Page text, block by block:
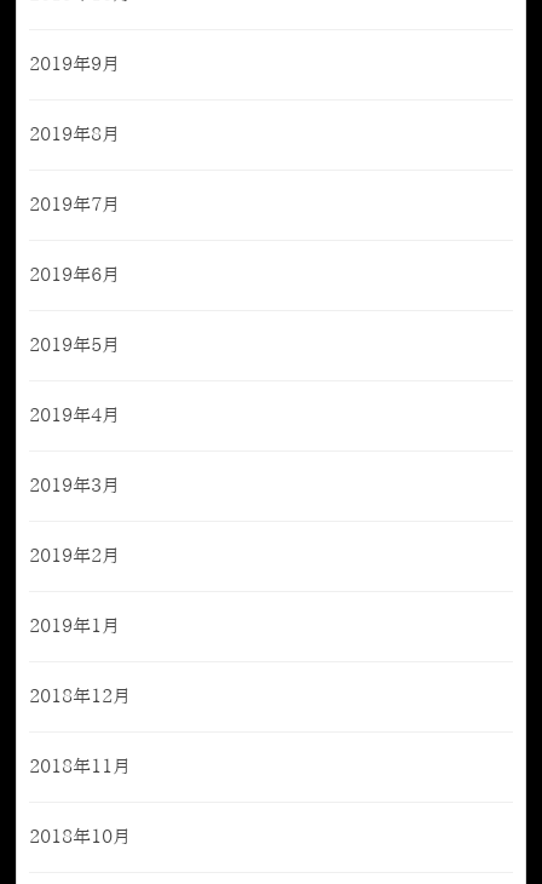
2019年9月
2019年8月
2019年7月
2019年6月
2019年5月
2019年4月
2019年3月
2019年2月
2019年1月
2018年12月
2018年11月
2018年10月